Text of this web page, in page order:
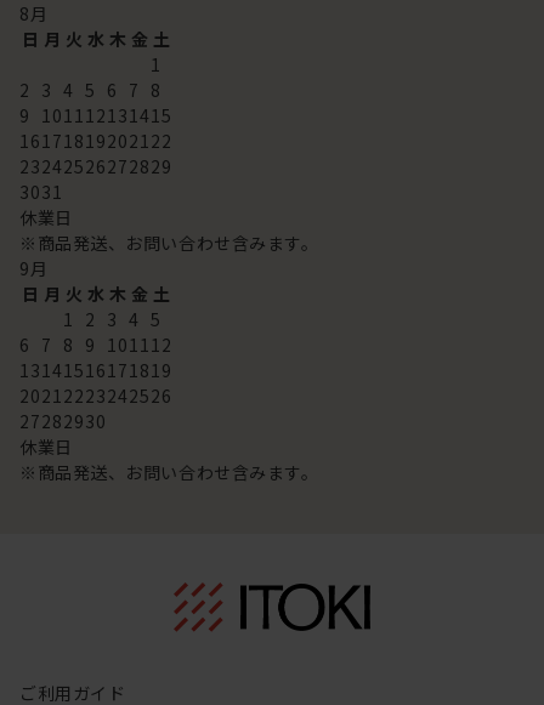
8月
日 月 火 水 木 金 土
1
2 3 4 5 6 7 8
9 101112131415
16171819202122
23242526272829
3031
休業日
※商品発送、お問い合わせ含みます。
9月
日 月 火 水 木 金 土
1 2 3 4 5
6 7 8 9 101112
13141516171819
20212223242526
27282930
休業日
※商品発送、お問い合わせ含みます。
ご利用ガイド